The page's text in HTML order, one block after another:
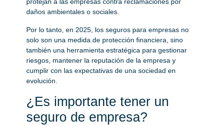
daños ambientales o sociales.
Por lo tanto, en 2025, los seguros para empresas no
solo son una medida de protección financiera, sino
también una herramienta estratégica para gestionar
riesgos, mantener la reputación de la empresa y
cumplir con las expectativas de una sociedad en
evolución.
¿Es importante tener un
seguro de empresa?